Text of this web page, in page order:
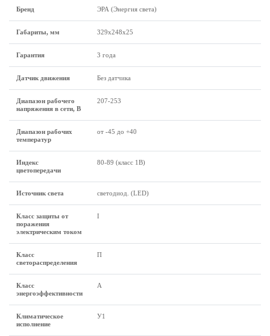
Бренд ЭРА (Энергия света)
Габариты, мм 329х248х25
Гарантия 3 года
Датчик движения Без датчика
Диапазон рабочего
напряжения в сети, В
207-253
Диапазон рабочих
температур
от -45 до +40
Индекс
цветопередачи
80-89 (класс 1B)
Источник света светодиод. (LED)
Класс защиты от
поражения
электрическим током
I
Класс
светораспределения
П
Класс
энергоэффективности
А
Климатическое
исполнение
У1